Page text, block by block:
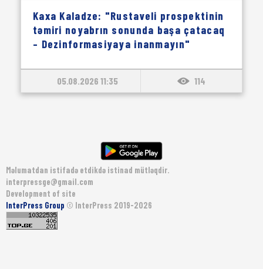
Kaxa Kaladze: "Rustaveli prospektinin
təmiri noyabrın sonunda başa çatacaq
– Dezinformasiyaya inanmayın"
05.08.2026 11:35 114
Məlumatdan istifadə etdikdə istinad mütləqdir.
interpressge@gmail.com
Development of site
InterPress Group © InterPress 2019-2026